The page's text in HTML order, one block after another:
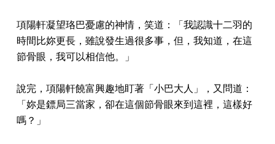
項陽軒凝望珞巴憂慮的神情，笑道：「我認識十二羽的
時間比妳更長，雖說發生過很多事，但，我知道，在這
節骨眼，我可以相信他。」
說完，項陽軒饒富興趣地盯著「小巴大人」，又問道：
「妳是鏢局三當家，卻在這個節骨眼來到這裡，這樣好
嗎？」